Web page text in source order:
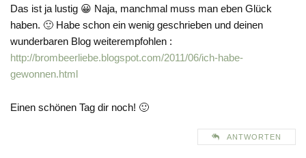
Das ist ja lustig 😀 Naja, manchmal muss man eben Glück
haben. 🙂 Habe schon ein wenig geschrieben und deinen
wunderbaren Blog weiterempfohlen :
http://brombeerliebe.blogspot.com/2011/06/ich-habe-
gewonnen.html
Einen schönen Tag dir noch! 🙂
ANTWORTEN